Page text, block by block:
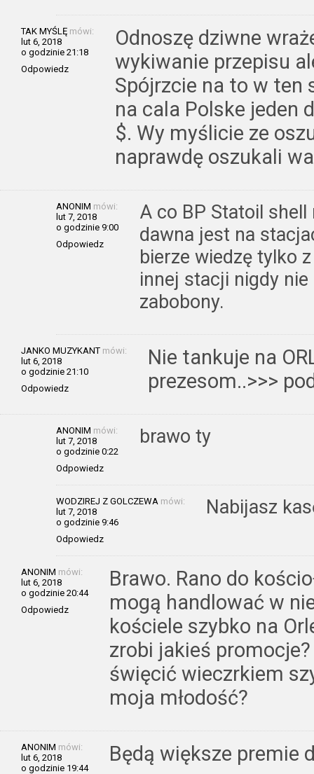
TAK MYŚLĘ mówi:
lut 6, 2018
o godzinie 21:18
Odpowiedz
Odnoszę dziwne
wykiwanie przepisu
Spójrzcie na to w ten
na cala Polske jeden
$. Wy myślicie ze
naprawdę oszukali
ANONIM mówi:
lut 7, 2018
o godzinie 9:00
Odpowiedz
A co BP Statoil
dawna jest na
bierze wiedzę tylko
innej stacji nigdy
zabobony.
JANKO MUZYKANT mówi:
lut 6, 2018
o godzinie 21:10
Odpowiedz
Nie tankuje na
prezesom..>>>
ANONIM mówi:
lut 7, 2018
o godzinie 0:22
Odpowiedz
brawo ty
WODZIREJ Z GOLCZEWA mówi:
lut 7, 2018
o godzinie 9:46
Odpowiedz
Nabijasz
ANONIM mówi:
lut 6, 2018
o godzinie 20:44
Odpowiedz
Brawo. Rano do
mogą handlować w
kościele szybko na
zrobi jakieś
święcić wieczrkiem
moja młodość?
ANONIM mówi:
lut 6, 2018
o godzinie 19:44
Będą większe premie